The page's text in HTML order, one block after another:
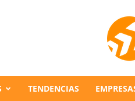
TENDENCIAS